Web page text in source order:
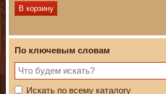
В корзину
По ключевым словам
Искать по всему каталогу